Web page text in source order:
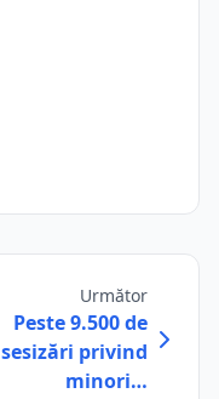
Următor
Peste 9.500 de
sesizări privind
minori…